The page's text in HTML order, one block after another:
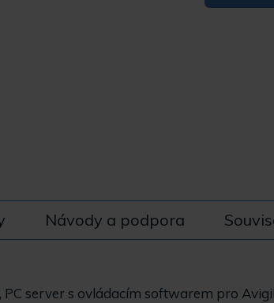
Návody a podpora
PC server s ovládacím softwarem pro